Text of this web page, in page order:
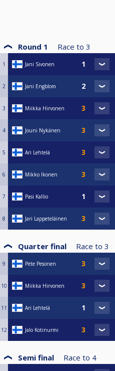
Round 1 Race to 3
1 Jani Sivonen
2 Jani Engblom
3 Miikka Hirvonen
4 Jouni Nykänen
5 Ari Lehtelä
6 Mikko Ikonen
7 Pasi Kallio
8 Jari Lappeteläinen
Quarter final Race to 3
9 Pete Pesonen
10 Miikka Hirvonen
11 Ari Lehtelä
12 Jalo Kotinurmi
Semi final Race to 4